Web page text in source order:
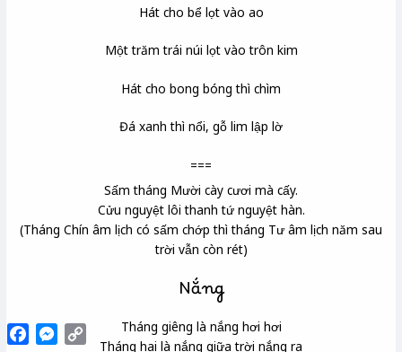
Hát cho bể lọt vào ao
Một trăm trái núi lọt vào trôn kim
Hát cho bong bóng thì chìm
Đá xanh thì nổi, gỗ lim lập lờ
===
Sấm tháng Mười cày cươi mà cấy.
Cửu nguyệt lôi thanh tứ nguyệt hàn.
(Tháng Chín âm lịch có sấm chớp thì tháng Tư âm lịch năm sau
trời vẫn còn rét)
Nắng
Tháng giêng là nắng hơi hơi
Tháng hai là nắng giữa trời nắng ra
FacebookMessenger
Link